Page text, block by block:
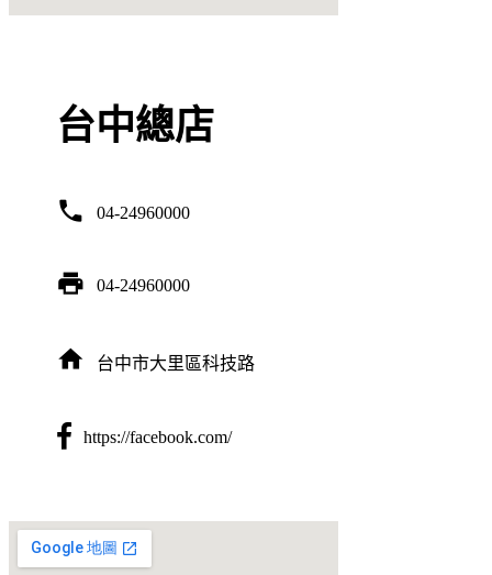
台中總店
phone 04-24960000
print 04-24960000
home 台中市大里區科技路
https://facebook.com/